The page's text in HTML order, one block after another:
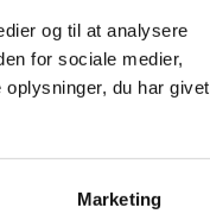
og til at analysere
for sociale medier,
du har givet
Marketing